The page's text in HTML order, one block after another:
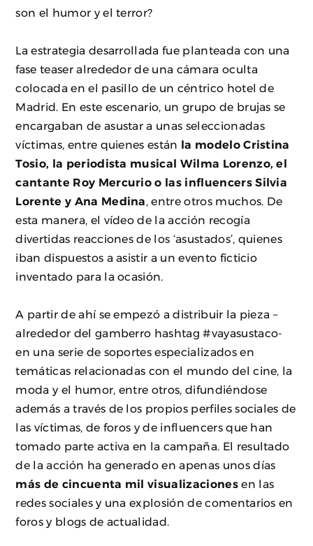
son el humor y el terror?
La estrategia desarrollada fue planteada con una
fase teaser alrededor de una cámara oculta
colocada en el pasillo de un céntrico hotel de
Madrid. En este escenario, un grupo de brujas se
encargaban de asustar a unas seleccionadas
víctimas, entre quienes están la modelo Cristina
Tosio, la periodista musical Wilma Lorenzo, el
cantante Roy Mercurio o las influencers Silvia
Lorente y Ana Medina , entre otros muchos. De
esta manera, el vídeo de la acción recogía
divertidas reacciones de los ‘asustados’, quienes
iban dispuestos a asistir a un evento ficticio
inventado para la ocasión.
A partir de ahí se empezó a distribuir la pieza –
alrededor del gamberro hashtag #vayasustaco-
en una serie de soportes especializados en
temáticas relacionadas con el mundo del cine, la
moda y el humor, entre otros, difundiéndose
además a través de los propios perfiles sociales de
las víctimas, de foros y de influencers que han
tomado parte activa en la campaña. El resultado
de la acción ha generado en apenas unos días
más de cincuenta mil visualizacionesen las
redes sociales y una explosión de comentarios en
foros y blogs de actualidad.